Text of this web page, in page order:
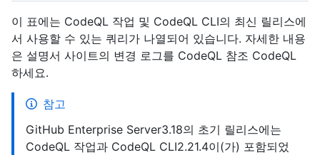
이 표에는 CodeQL 작업 및 CodeQL CLI의 최신 릴리스에
서 사용할 수 있는 쿼리가 나열되어 있습니다. 자세한 내용
은 설명서 사이트의 변경 로그를 CodeQL 참조 CodeQL
하세요.
참고
GitHub Enterprise Server3.18의 초기 릴리스에는
CodeQL 작업과 CodeQL CLI2.21.4이(가) 포함되었